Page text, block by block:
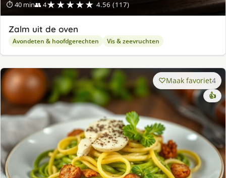
⏱ 40 min👥 4★★★★★ 4.56 (117)
Zalm uit de oven
Avondeten & hoofdgerechten Vis & zeevruchten
Maak favoriet4
👍